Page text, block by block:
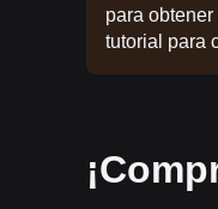
para
tutorial para